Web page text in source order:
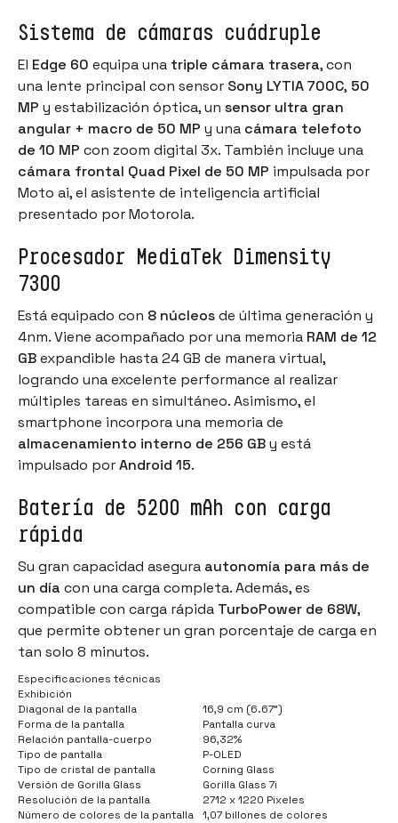
Sistema de cámaras cuádruple
El Edge 60 equipa una triple cámara trasera, con
una lente principal con sensor Sony LYTIA 700C, 50
MP y estabilización óptica, un sensor ultra gran
angular + macro de 50 MP y una cámara telefoto
de 10 MP con zoom digital 3x. También incluye una
cámara frontal Quad Pixel de 50 MP impulsada por
Moto ai, el asistente de inteligencia artificial
presentado por Motorola.
Procesador MediaTek Dimensity
7300
Está equipado con 8 núcleosde última generación y
4nm. Viene acompañado por una memoria RAM de 12
GBexpandible hasta 24 GB de manera virtual,
logrando una excelente performance al realizar
múltiples tareas en simultáneo. Asimismo, el
smartphone incorpora una memoria de
almacenamiento interno de 256 GBy está
impulsado porAndroid 15.
Batería de 5200 mAh con carga
rápida
Su gran capacidad asegura autonomía para más de
un día con una carga completa. Además, es
compatible con carga rápida TurboPower de 68W,
que permite obtener un gran porcentaje de carga en
tan solo 8 minutos.
Especificaciones técnicas
Exhibición
Diagonal de la pantalla
16,9 cm (6.67")
Forma de la pantalla
Pantalla curva
Relación pantalla-cuerpo
96,32%
Tipo de pantalla
P-OLED
Tipo de cristal de pantalla
Corning Glass
Versión de Gorilla Glass
Gorilla Glass 7i
Resolución de la pantalla
2712 x 1220 Pixeles
Número de colores de la pantalla
1,07 billones de colores